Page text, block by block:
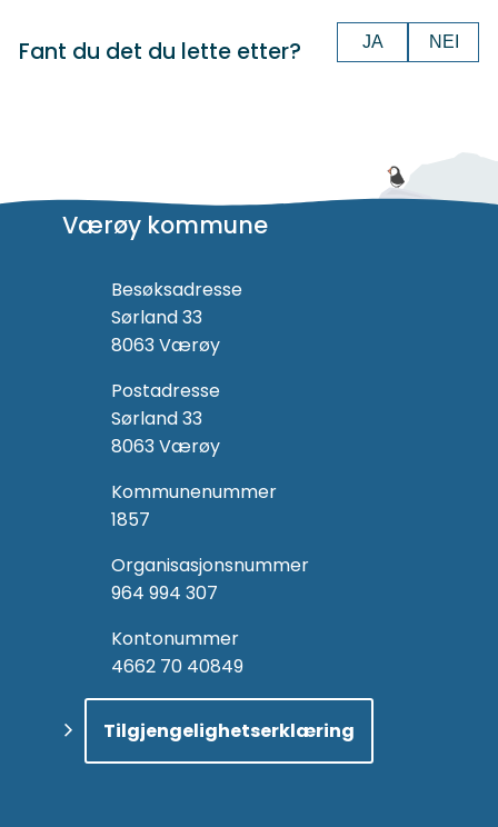
Fant du det du lette etter? JA NEI
Værøy kommune
Besøksadresse
Sørland 33
8063 Værøy
Postadresse
Sørland 33
8063 Værøy
Kommunenummer
1857
Organisasjonsnummer
964 994 307
Kontonummer
4662 70 40849
Tilgjengelighetserklæring